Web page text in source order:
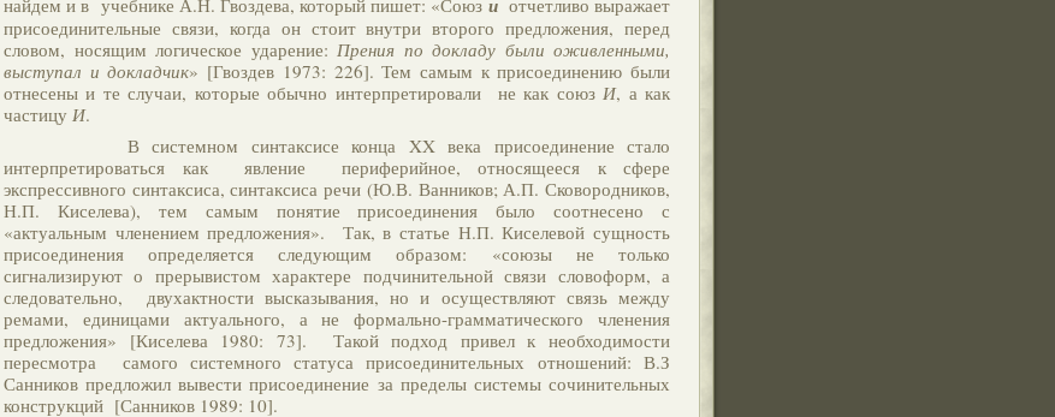
найдем и в учебнике А.Н. Гвоздева, который пишет: «Союз и отчетливо выражает
присоединительные связи, когда он стоит внутри второго предложения, перед
словом, носящим логическое ударение: Прения по докладу были оживленными,
выступал и докладчик» [Гвоздев 1973: 226]. Тем самым к присоединению были
отнесены и те случаи, которые обычно интерпретировали не как союзИ, а как
частицу И.
В системном синтаксисе конца XX века присоединение стало
интерпретироваться как явление периферийное, относящееся к сфере
экспрессивного синтаксиса, синтаксиса речи (Ю.В. Ванников; А.П. Сковородников,
Н.П. Киселева), тем самым понятие присоединения было соотнесено с
«актуальным членением предложения». Так, в статье Н.П. Киселевой сущность
присоединения определяется следующим образом: «союзы не только
сигнализируют о прерывистом характере подчинительной связи словоформ, а
следовательно, двухактности высказывания, но и осуществляют связь между
ремами, единицами актуального, а не формально-грамматического членения
предложения» [Киселева 1980: 73]. Такой подход привел к необходимости
пересмотра самого системного статуса присоединительных отношений: В.З
Санников предложил вывести присоединение за пределы системы сочинительных
конструкций [Санников 1989: 10].